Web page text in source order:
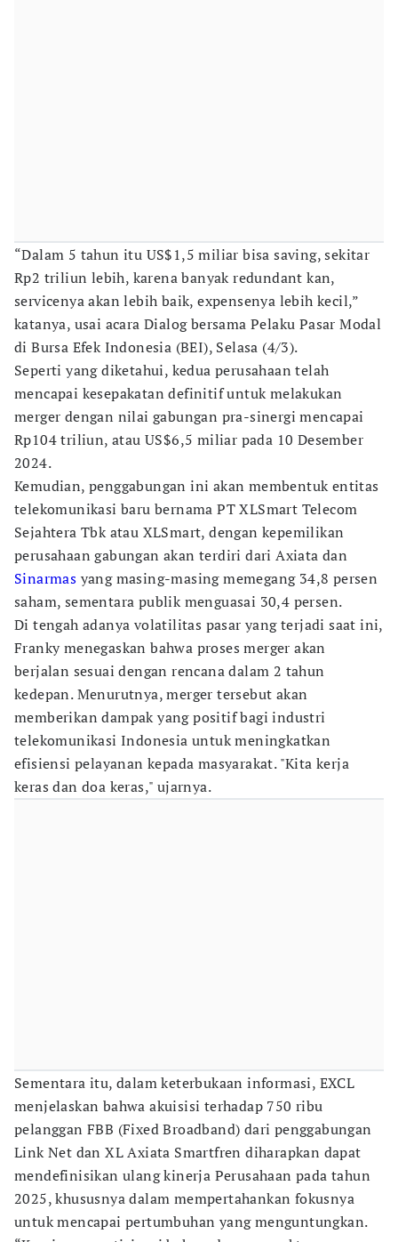
“Dalam 5 tahun itu US$1,5 miliar bisa saving, sekitar
Rp2 triliun lebih, karena banyak redundant kan,
servicenya akan lebih baik, expensenya lebih kecil,”
katanya, usai acara Dialog bersama Pelaku Pasar Modal
di Bursa Efek Indonesia (BEI), Selasa (4/3).
Seperti yang diketahui, kedua perusahaan telah
mencapai kesepakatan definitif untuk melakukan
merger dengan nilai gabungan pra-sinergi mencapai
Rp104 triliun, atau US$6,5 miliar pada 10 Desember
2024.
Kemudian, penggabungan ini akan membentuk entitas
telekomunikasi baru bernama PT XLSmart Telecom
Sejahtera Tbk atau XLSmart, dengan kepemilikan
perusahaan gabungan akan terdiri dari Axiata dan
Sinarmas yang masing-masing memegang 34,8 persen
saham, sementara publik menguasai 30,4 persen.
Di tengah adanya volatilitas pasar yang terjadi saat ini,
Franky menegaskan bahwa proses merger akan
berjalan sesuai dengan rencana dalam 2 tahun
kedepan. Menurutnya, merger tersebut akan
memberikan dampak yang positif bagi industri
telekomunikasi Indonesia untuk meningkatkan
efisiensi pelayanan kepada masyarakat. "Kita kerja
keras dan doa keras," ujarnya.
Sementara itu, dalam keterbukaan informasi, EXCL
menjelaskan bahwa akuisisi terhadap 750 ribu
pelanggan FBB (Fixed Broadband) dari penggabungan
Link Net dan XL Axiata Smartfren diharapkan dapat
mendefinisikan ulang kinerja Perusahaan pada tahun
2025, khususnya dalam mempertahankan fokusnya
untuk mencapai pertumbuhan yang menguntungkan.